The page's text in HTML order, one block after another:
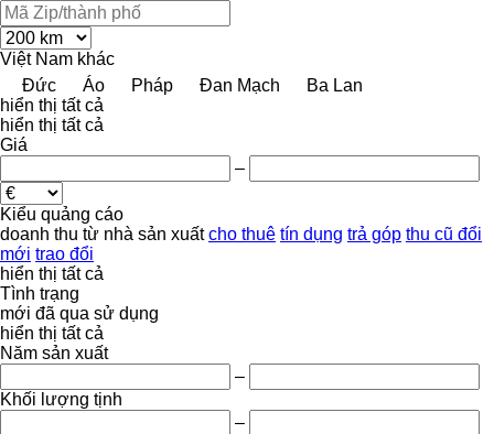
Việt Nam khác
Đức
Áo Pháp Đan Mạch
Ba Lan
hiển thị tất cả
hiển thị tất cả
Giá
–
Kiểu quảng cáo
doanh thu từ nhà sản xuất cho thuê tín dụng trả góp thu cũ đổi
mới trao đổi
hiển thị tất cả
Tình trạng
mới đã qua sử dụng
hiển thị tất cả
Năm sản xuất
–
Khối lượng tịnh
–